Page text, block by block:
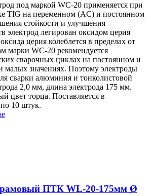
под маркой WС-20 применяется при
TIG на переменном (AC) и постоянном
стойкости и улучшения
электрод легирован оксидом церия
церия колеблется в пределах от
марки WС-20 рекомендуется
сварочных циклах на постоянном и
малых значениях. Поэтому электроды
сварки алюминия и тонколистовой
2,0 мм, длина электрода 175 мм.
цвет торца. Поставляется в
10 штук.
ПТК WL-20-175мм Ø